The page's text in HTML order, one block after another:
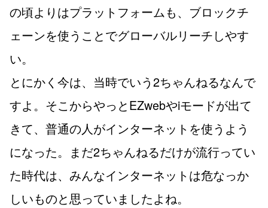
の頃よりはプラットフォームも、ブロックチ
ェーンを使うことでグローバルリーチしやす
い。
とにかく今は、当時でいう2ちゃんねるなんで
すよ。そこからやっとEZwebやiモードが出て
きて、普通の人がインターネットを使うよう
になった。まだ2ちゃんねるだけが流行ってい
た時代は、みんなインターネットは危なっか
しいものと思っていましたよね。